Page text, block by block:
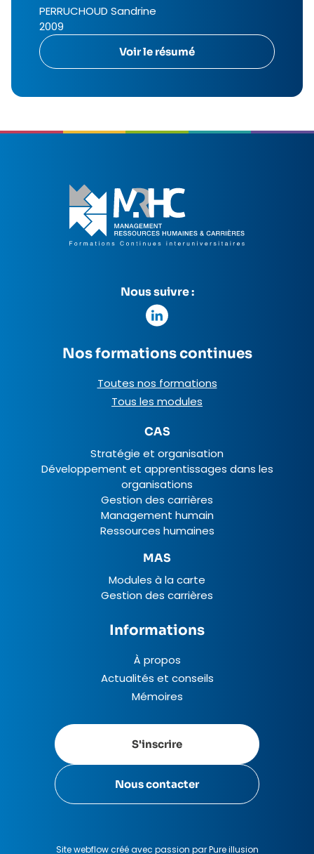
PERRUCHOUD Sandrine
2009
Voir le résumé
Nous suivre :
Nos formations continues
Toutes nos formations
Tous les modules
CAS
Stratégie et organisation
Développement et apprentissages dans les
organisations
Gestion des carrières
Management humain
Ressources humaines
MAS
Modules à la carte
Gestion des carrières
Informations
À propos
Actualités et conseils
Mémoires
S'inscrire
Nous contacter
Site webflow créé avec passion par Pure illusion